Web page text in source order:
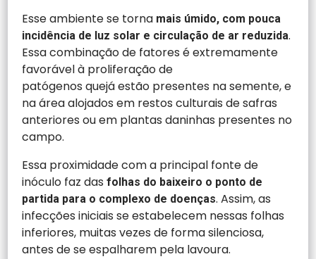
Esse ambiente se torna mais úmido, com pouca
incidência de luz solar e circulação de ar reduzida.
Essa combinação de fatores é extremamente
favorável à proliferação de
patógenos quejá estão presentes na semente, e
na área alojados em restos culturais de safras
anteriores ou em plantas daninhas presentes no
campo.
Essa proximidade com a principal fonte de
inóculo faz dasfolhas do baixeiro o ponto de
partida para o complexo de doenças. Assim, as
infecções iniciais se estabelecem nessas folhas
inferiores, muitas vezes de forma silenciosa,
antes de se espalharem pela lavoura.